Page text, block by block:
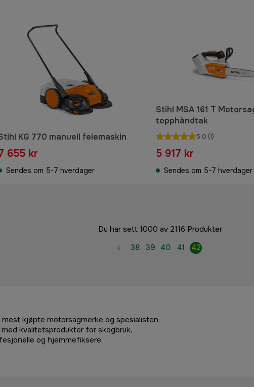
KG 770 manuell feiemaskin
655 kr
Sendes om 5-7 hverdager
Stihl MSA 161 T
topphåndtak
5.0 (1)
5 917 kr
Sendes om 5-7 hverdager
Du har sett 1000 av 2116 Produkter
38 39 40 41 42
kjøpte motorsagmerke og spesialisten
kvalitetsprodukter for skogbruk,
og hjemmefiksere.